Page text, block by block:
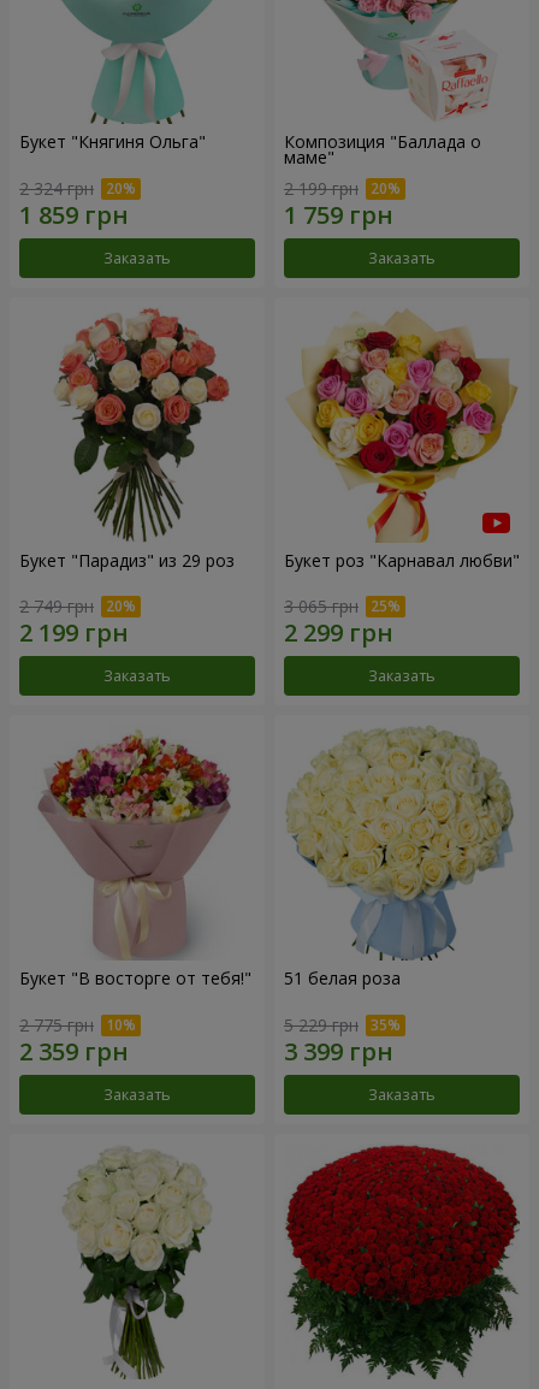
Букет "Княгиня Ольга"
2 324 грн
Заказать
Композиция "Баллада о
маме"
2 199 грн
Заказать
Букет "Парадиз" из 29 роз
2 749 грн
Заказать
Букет роз "Карнавал любви"
3 065 грн
Заказать
Букет "В восторге от тебя!"
2 775 грн
Заказать
51 белая роза
5 229 грн
Заказать